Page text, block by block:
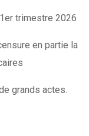
trimestre 2026
en partie la
grands actes.